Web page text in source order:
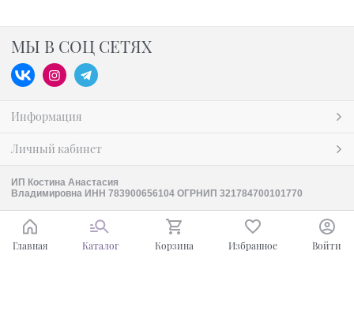
МЫ В СОЦ СЕТЯХ
Информация
Личный кабинет
ИП Костина Анастасия
Владимировна ИНН 783900656104 ОГРНИП 321784700101770
Главная Каталог Корзина Избранное Войти